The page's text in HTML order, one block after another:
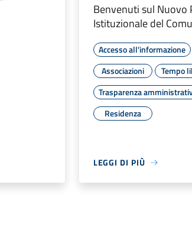
Benvenuti sul Nuovo
Istituzionale del
Accesso all'informazione
Associazioni
Tempo
Trasparenza
Residenza
LEGGI DI PIÙ